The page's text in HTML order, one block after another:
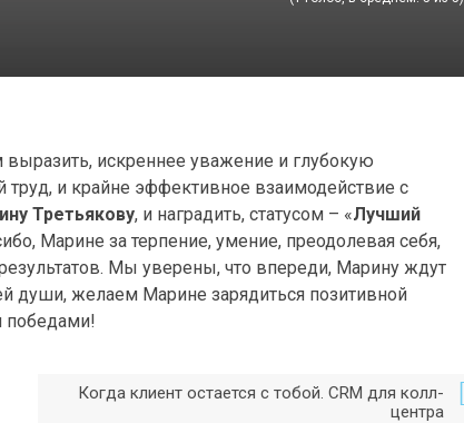
выразить, искреннее уважение и глубокую
и крайне эффективное взаимодействие с
Третьякову, и наградить, статусом – «Лучший
Марине за терпение, умение, преодолевая себя,
Мы уверены, что впереди, Марину ждут
души, желаем Марине зарядиться позитивной
победами!
Когда клиент остается с тобой. CRM для колл-
центра